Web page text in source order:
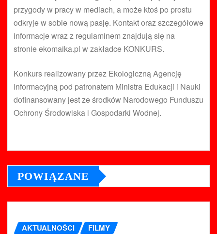
przygody w pracy w mediach, a może ktoś po prostu
odkryje w sobie nową pasję. Kontakt oraz szczegółowe
informacje wraz z regulaminem znajdują się na
stronie ekomaika.pl w zakładce KONKURS.
Konkurs realizowany przez Ekologiczną Agencję
Informacyjną pod patronatem Ministra Edukacji i Nauki
dofinansowany jest ze środków Narodowego Funduszu
Ochrony Środowiska i Gospodarki Wodnej.
POWIĄZANE
AKTUALNOŚCI FILMY